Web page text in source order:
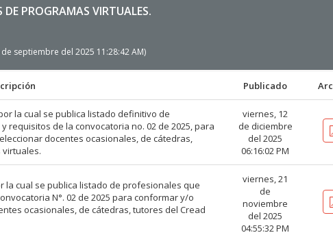
PROGRAMAS VIRTUALES.
septiembre del 2025 11:28:42 AM)
Publicado
la cual se publica listado definitivo de
de la convocatoria no. 02 de 2025, para
docentes ocasionales, de cátedras,
virtuales.
viernes, 12
de diciembre
del 2025
06:16:02 PM
la cual se publica listado de profesionales que
N°. 02 de 2025 para conformar y/o
ocasionales, de cátedras, tutores del Cread
viernes, 21
de
noviembre
del 2025
04:55:32 PM